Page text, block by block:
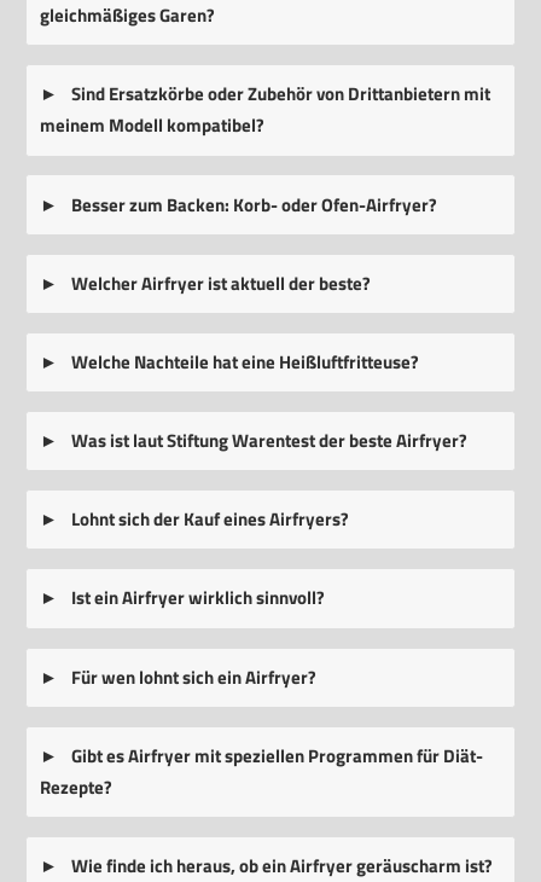
gleichmäßiges Garen?
Sind Ersatzkörbe oder Zubehör von Drittanbietern mit
meinem Modell kompatibel?
Besser zum Backen: Korb- oder Ofen-Airfryer?
Welcher Airfryer ist aktuell der beste?
Welche Nachteile hat eine Heißluftfritteuse?
Was ist laut Stiftung Warentest der beste Airfryer?
Lohnt sich der Kauf eines Airfryers?
Ist ein Airfryer wirklich sinnvoll?
Für wen lohnt sich ein Airfryer?
Gibt es Airfryer mit speziellen Programmen für Diät-
Rezepte?
Wie finde ich heraus, ob ein Airfryer geräuscharm ist?